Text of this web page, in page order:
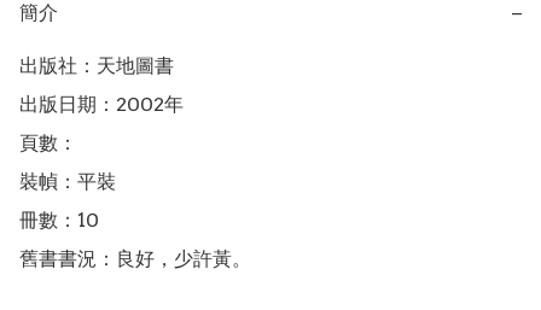
簡介 −
出版社：天地圖書
出版日期：2002年
頁數：
裝幀：平裝
冊數：10
舊書書況：良好，少許黃。